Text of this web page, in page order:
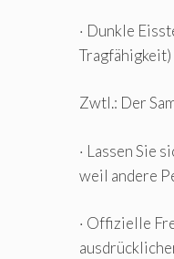
· Dunkle
Tragfähigkeit)
Zwtl.: Der
· Lassen Sie
weil andere
· Offizielle